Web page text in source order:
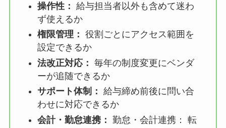
操作性： 給与担当者以外も含めて迷わ
ず使えるか
権限管理： 役割ごとにアクセス範囲を
設定できるか
法改正対応： 毎年の制度変更にベンダ
ーが追随できるか
サポート体制： 給与締め前後に問い合
わせに対応できるか
会計・勤怠連携： 勤怠・会計連携： 転